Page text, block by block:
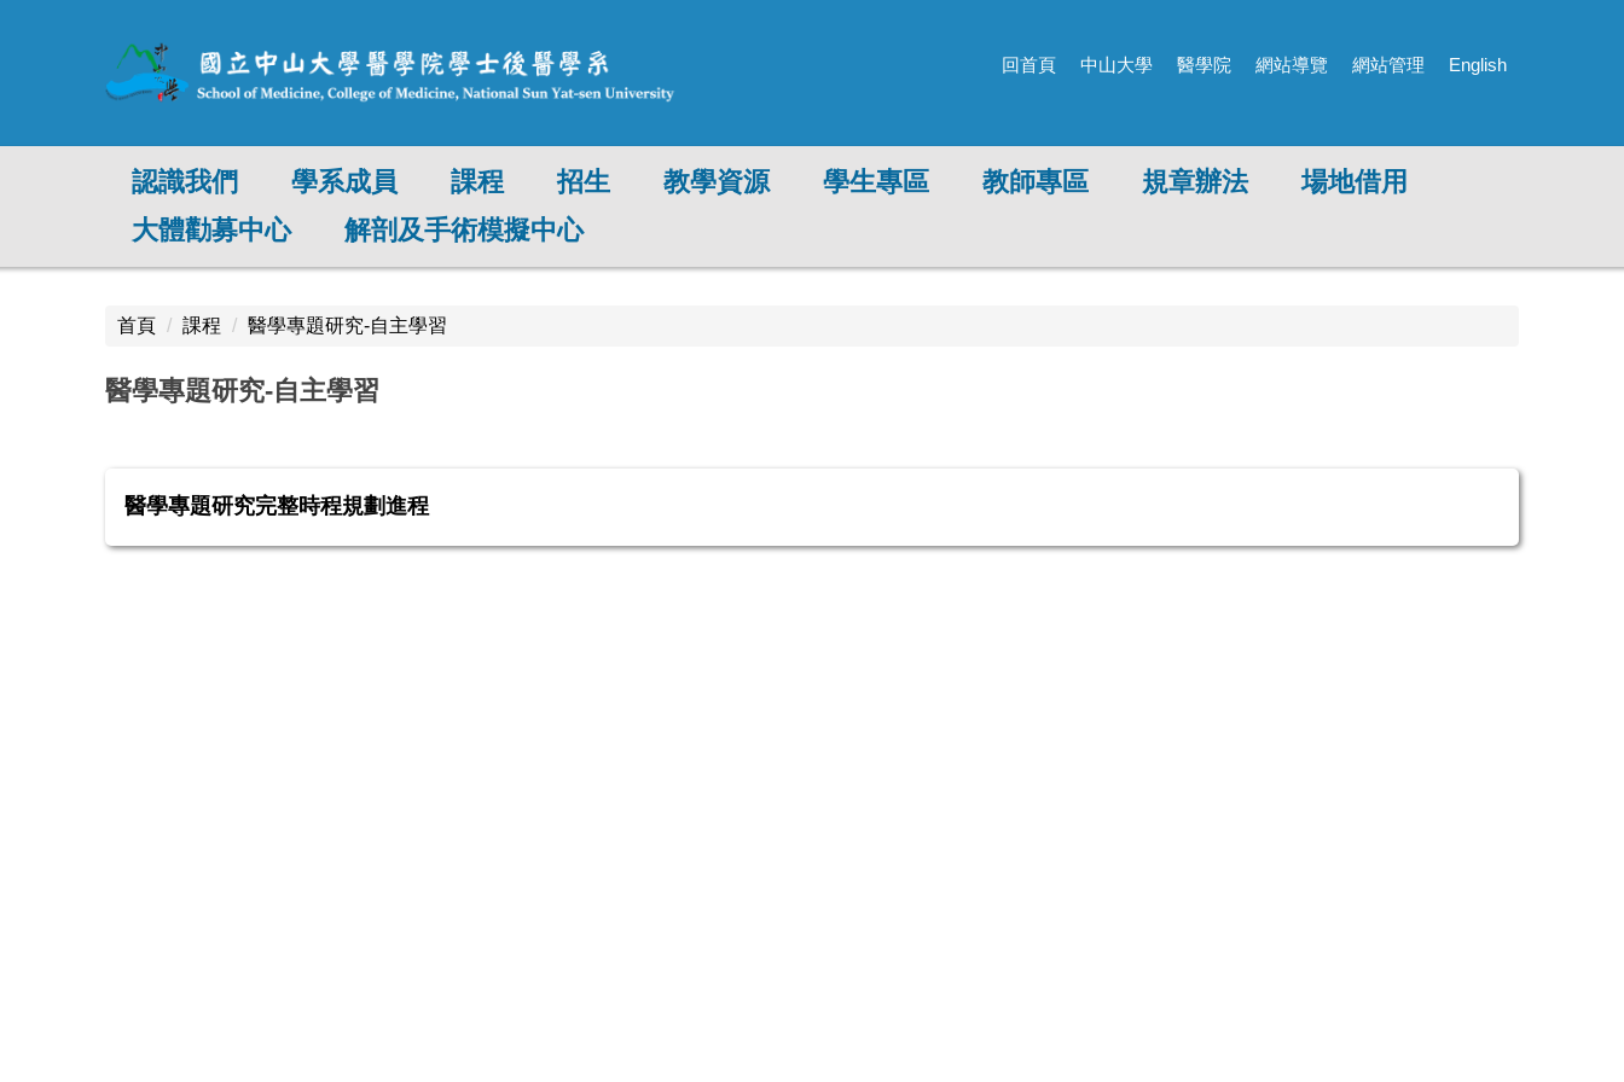
認識我們 學系成員 課程 招生 教學資源 學生專區 教師專區 規章辦法
場地借用
大體勸募中心
解剖及手術模擬中心
回首頁 中山大學 醫學院 網站導覽 網站管理 English
首頁 課程 醫學專題研究-自主學習
醫學專題研究-自主學習
醫學專題研究完整時程規劃進程